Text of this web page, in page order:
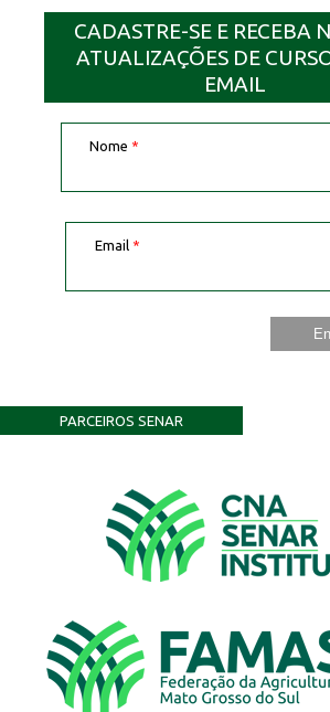
CADASTRE-SE E RECEBA
ATUALIZAÇÕES DE
EMAIL
Nome *
Email *
PARCEIROS SENAR